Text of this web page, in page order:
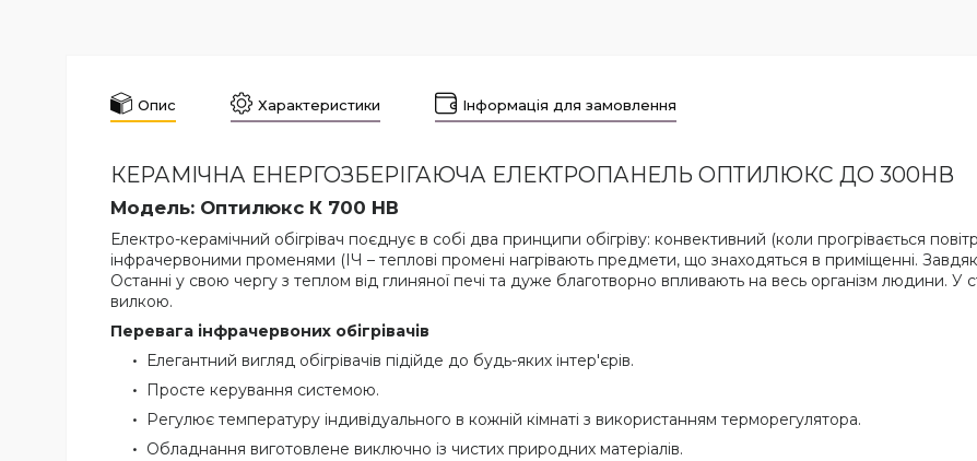
Опис Характеристики Інформація для замовлення
КЕРАМІЧНА ЕНЕРГОЗБЕРІГАЮЧА ЕЛЕКТРОПАНЕЛЬ ОПТИЛЮКС ДО 300НВ
Модель: Оптилюкс К 700 НВ
Електро-керамічний обігрівач поєднує в собі два принципи обігріву: конвективний (коли прогрівається
інфрачервоними променями (ІЧ – теплові промені нагрівають предмети, що знаходяться в приміщенні.
Останні у свою чергу з теплом від глиняної печі та дуже благотворно впливають на весь організм людини. У
вилкою.
Перевага інфрачервоних обігрівачів
Елегантний вигляд обігрівачів підійде до будь-яких інтер'єрів.
Просте керування системою.
Регулює температуру індивідуального в кожній кімнаті з використанням терморегулятора.
Обладнання виготовлене виключно із чистих природних матеріалів.